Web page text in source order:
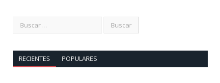
RECIENTES POPULARES